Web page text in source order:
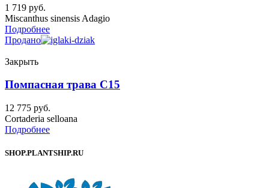
1 719 руб.
Miscanthus sinensis Adagio
Подробнее
Продано
Закрыть
Помпасная трава C15
12 775 руб.
Cortaderia selloana
Подробнее
SHOP.PLANTSHIP.RU